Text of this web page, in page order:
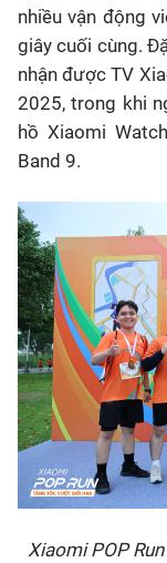
nhiều vận động
giây cuối cùng.
nhận được TV
2025, trong khi
hồ Xiaomi
Band 9.
Xiaomi POP